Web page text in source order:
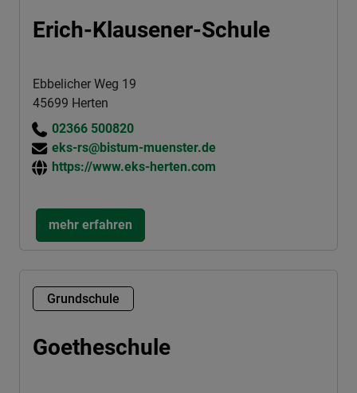
Erich-Klausener-Schule
Ebbelicher Weg 19
45699 Herten
02366 500820
eks-rs@bistum-muenster.de
https://www.eks-herten.com
mehr erfahren
Grundschule
Goetheschule